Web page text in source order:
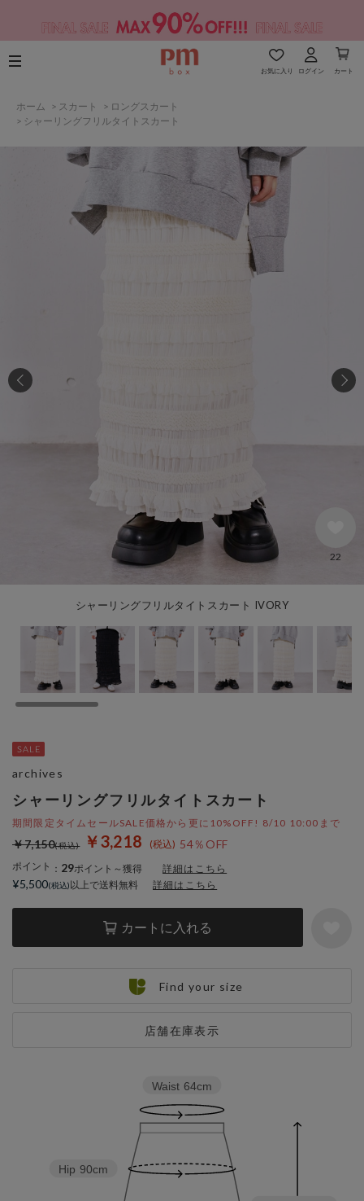
お気に入り ログイン カート
ホーム > スカート > ロングスカート
> シャーリングフリルタイトスカート
シャーリングフリルタイトスカート IVORY
22
シャーリングフリルタイトスカート
期間限定タイムセールSALE価格から更に10%OFF! 8/10 10:00まで
￥3,218 54％OFF
￥7,150
ポイント ： 29ポイント～獲得 詳細はこちら
カートに入れる
店舗在庫表示
archives
¥5,500 以上で送料無料 詳細はこちら
Find your size
Hip 90cm
Waist 64cm